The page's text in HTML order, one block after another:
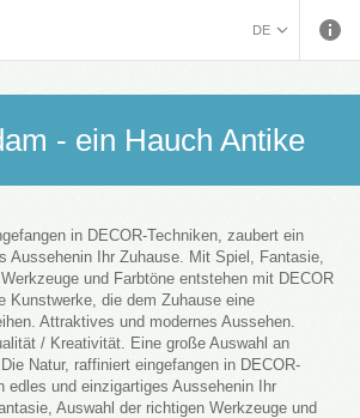
ČEŠTINA (CZECH)
DE
MAGYAR (HUNGARIAN)
ITALIANO (ITALIAN)
KOSOVA (KOSOVO)
МАКЕДОНСКИ
(MACEDONIAN)
ROMÂNĂ (ROMANIAN)
РУССКИЙ (RUSSIAN)
СРПСКИ (SERBIAN)
Bearbeitung
Dekorative Innenwandgestaltung
- ein Hauch Antike
in DECOR-Techniken, zaubert ein
Aussehenin Ihr Zuhause. Mit Spiel, Fantasie,
und Farbtöne entstehen mit DECOR
Kunstwerke, die dem Zuhause eine
Attraktives und modernes Aussehen.
/ Kreativität. Eine große Auswahl an
Natur, raffiniert eingefangen in DECOR-
edles und einzigartiges Aussehenin Ihr
Auswahl der richtigen Werkzeuge und